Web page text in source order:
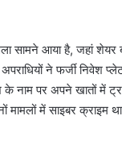
सामने आया है, जहां शेयर
ने फर्जी निवेश
नाम पर अपने खातों में
मामलों में साइबर